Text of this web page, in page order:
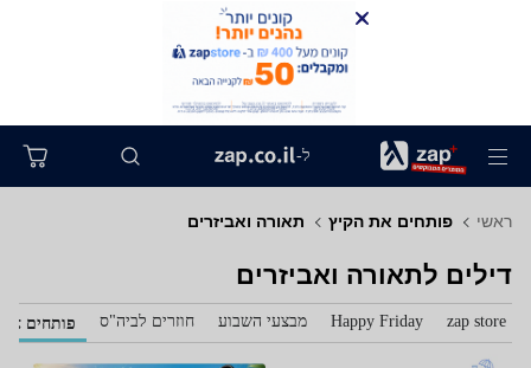
ל-
ראשי פותחים את הקיץ תאורה ואביזרים
דילים לתאורה ואביזרים
zap store
Happy Friday מבצעי השבוע חוזרים לביה"ס פותחים